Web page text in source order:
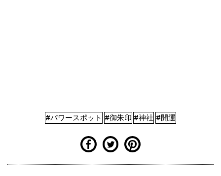
#パワースポット #御朱印 #神社 #開運